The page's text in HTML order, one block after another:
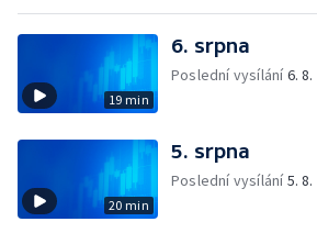
19 min
6. srpna
Poslední vysílání6.
20 min
5. srpna
Poslední vysílání5.